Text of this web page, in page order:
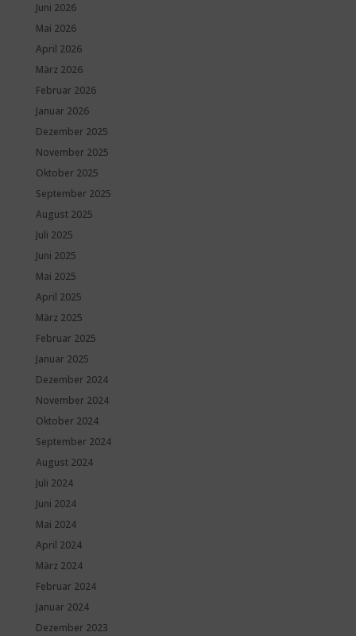
Juni 2026
Mai 2026
April 2026
März 2026
Februar 2026
Januar 2026
Dezember 2025
November 2025
Oktober 2025
September 2025
August 2025
Juli 2025
Juni 2025
Mai 2025
April 2025
März 2025
Februar 2025
Januar 2025
Dezember 2024
November 2024
Oktober 2024
September 2024
August 2024
Juli 2024
Juni 2024
Mai 2024
April 2024
März 2024
Februar 2024
Januar 2024
Dezember 2023